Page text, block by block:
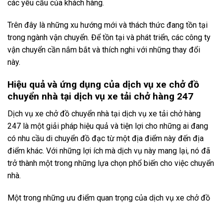
các yêu cầu của khách hàng.
Trên đây là những xu hướng mới và thách thức đang tồn tại
trong ngành vận chuyển. Để tồn tại và phát triển, các công ty
vận chuyển cần nắm bắt và thích nghi với những thay đổi
này.
Hiệu quả và ứng dụng của dịch vụ xe chở đồ
chuyển nhà tại dịch vụ xe tải chở hàng 247
Dịch vụ xe chở đồ chuyển nhà tại dịch vụ xe tải chở hàng
247 là một giải pháp hiệu quả và tiện lợi cho những ai đang
có nhu cầu di chuyển đồ đạc từ một địa điểm này đến địa
điểm khác. Với những lợi ích mà dịch vụ này mang lại, nó đã
trở thành một trong những lựa chọn phổ biến cho việc chuyển
nhà.
Một trong những ưu điểm quan trọng của dịch vụ xe chở đồ